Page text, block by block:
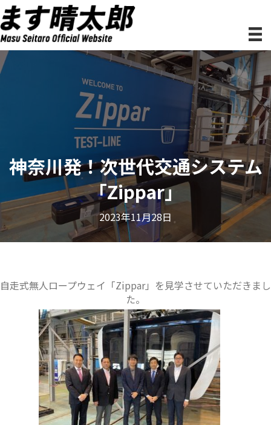
神奈川発！次世代交通システム
「Zippar」
2023年11月28日
自走式無人ロープウェイ「Zippar」を見学させていただきまし
た。